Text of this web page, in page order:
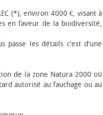
(*), environ 4000 €, visant à
en faveur de la biodiversité,
passe les détails c'est d'une
de la zone Natura 2000 où
autorisé au fauchage ou au